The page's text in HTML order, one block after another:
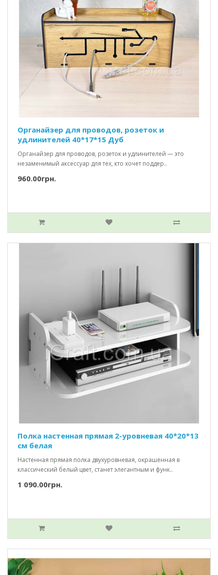
Органайзер для проводов, розеток и
удлинителей 40*17*15 Дуб
Органайзер для проводов, розеток и удлинителей — это
незаменимый аксессуар для тех, кто хочет поддер..
960.00грн.
Полка настенная прямая 2-уровневая 40*20*13
см белая
Настенная прямая полка двухуровневая, окрашенная в
классический белый цвет, станет элегантным и функ..
1 090.00грн.